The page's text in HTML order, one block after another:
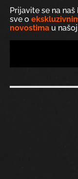
Prijavite se na
sve o
novostima u